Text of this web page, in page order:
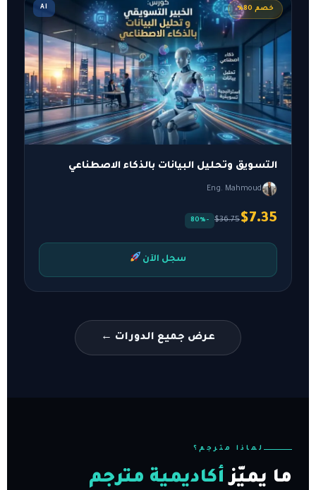
خصم 80% AI
التسويق وتحليل البيانات بالذكاء الاصطناعي
Eng. Mahmoud
$7.35
$36.75
-80%
سجل الآن
عرض جميع الدورات ←
لماذا مترجم؟
ما يميّز أكاديمية مترجم